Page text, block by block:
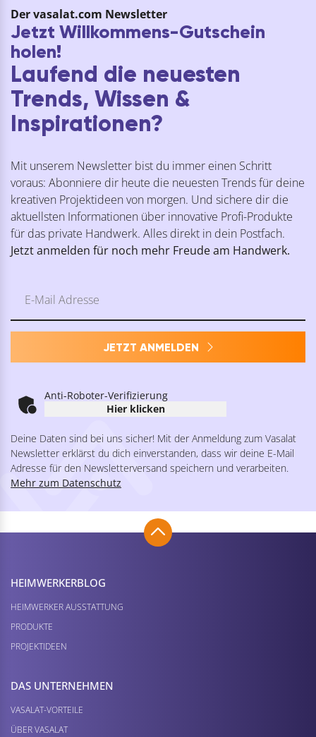
Der vasalat.com Newsletter
Jetzt Willkommens-Gutschein
holen!
Laufend die neuesten
Trends, Wissen &
Inspirationen?
Mit unserem Newsletter bist du immer einen Schritt
voraus: Abonniere dir heute die neuesten Trends für deine
kreativen Projektideen von morgen. Und sichere dir die
aktuellsten Informationen über innovative Profi-Produkte
für das private Handwerk. Alles direkt in dein Postfach.
Jetzt anmelden für noch mehr Freude am Handwerk.
JETZT ANMELDEN
Anti-Roboter-Verifizierung
Hier klicken
Deine Daten sind bei uns sicher! Mit der Anmeldung zum Vasalat
Newsletter erklärst du dich einverstanden, dass wir deine E-Mail
Adresse für den Newsletterversand speichern und verarbeiten.
Mehr zum Datenschutz
HEIMWERKER­BLOG
HEIMWERKER AUSSTATTUNG
PRODUKTE
PROJEKTIDEEN
DAS UNTERNEHMEN
VASALAT-VORTEILE
ÜBER VASALAT